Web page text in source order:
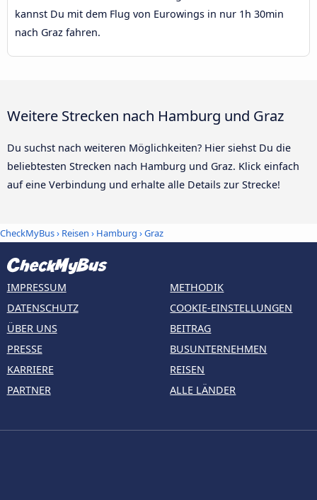
kannst Du mit dem Flug von Eurowings in nur 1h 30min
nach Graz fahren.
Weitere Strecken nach Hamburg und Graz
Du suchst nach weiteren Möglichkeiten? Hier siehst Du die
beliebtesten Strecken nach Hamburg und Graz. Klick einfach
auf eine Verbindung und erhalte alle Details zur Strecke!
CheckMyBus› Reisen › Hamburg ›Graz
IMPRESSUM
DATENSCHUTZ
ÜBER UNS
PRESSE
KARRIERE
PARTNER
METHODIK
COOKIE-EINSTELLUNGEN
BEITRAG
BUSUNTERNEHMEN
REISEN
ALLE LÄNDER